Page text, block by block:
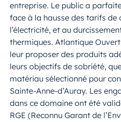
entreprise. Le public a
face à la hausse des tarifs de
l’électricité, et au
thermiques. Atlantique
leur proposer des produits
leurs objectifs de sobriété,
matériau sélectionné pour
Sainte-Anne-d’Auray. Les
dans ce domaine ont été
RGE (Reconnu Garant de